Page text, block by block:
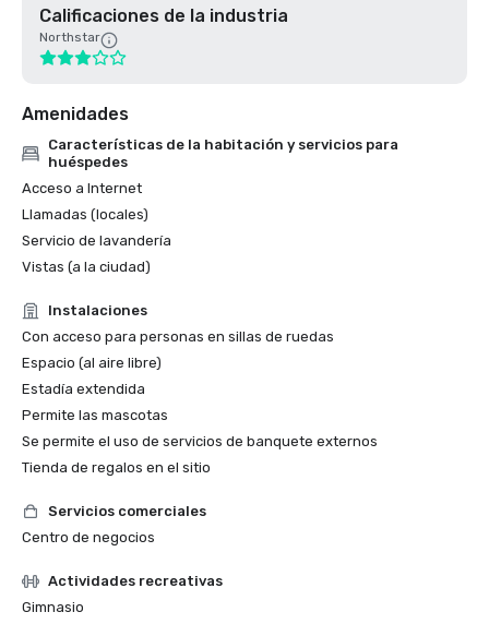
Calificaciones de la industria
Northstar
Amenidades
Características de la habitación y servicios para
huéspedes
Acceso a Internet
Llamadas (locales)
Servicio de lavandería
Vistas (a la ciudad)
Instalaciones
Con acceso para personas en sillas de ruedas
Espacio (al aire libre)
Estadía extendida
Permite las mascotas
Se permite el uso de servicios de banquete externos
Tienda de regalos en el sitio
Servicios comerciales
Centro de negocios
Actividades recreativas
Gimnasio